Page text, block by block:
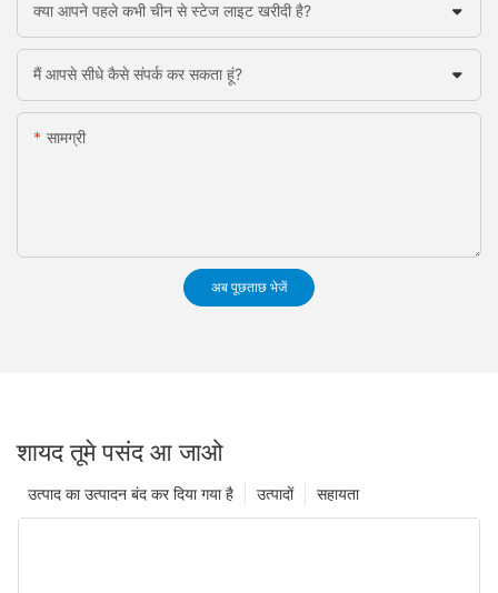
क्या आपने पहले कभी चीन से स्टेज लाइट खरीदी है?
मैं आपसे सीधे कैसे संपर्क कर सकता हूं?
सामग्री
अब पूछताछ भेजें
शायद तूमे पसंद आ जाओ
सहायता
उत्पादों
उत्पाद का उत्पादन बंद कर दिया गया है